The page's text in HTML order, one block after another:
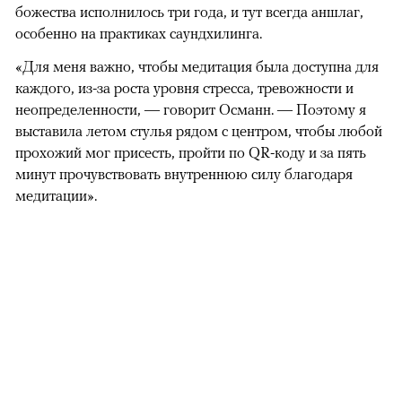
божества исполнилось три года, и тут всегда аншлаг,
особенно на практиках саундхилинга.
«Для меня важно, чтобы медитация была доступна для
каждого, из-за роста уровня стресса, тревожности и
неопределенности, — говорит Османн. — Поэтому я
выставила летом стулья рядом с центром, чтобы любой
прохожий мог присесть, пройти по QR-коду и за пять
минут прочувствовать внутреннюю силу благодаря
медитации».